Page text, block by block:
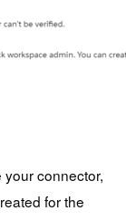
connector,
for the